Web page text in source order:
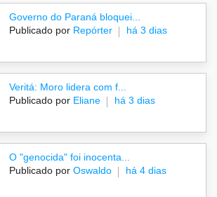
Governo do Paraná bloquei...
Publicado por Repórter há 3 dias
Veritá: Moro lidera com f...
Publicado por Eliane há 3 dias
O "genocida" foi inocenta...
Publicado por Oswaldo há 4 dias